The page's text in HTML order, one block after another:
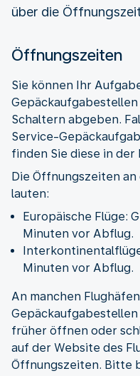
über die
Öffnungszeiten
Sie können Ihr
Schaltern abgeben.
Service-
finden Sie diese in
Die Öffnungszeiten
lauten:
Europäische Flüge:
Minuten vor Abflug.
Minuten vor Abflug.
An manchen
früher öffnen oder
auf der Website des
Öffnungszeiten. Bitte